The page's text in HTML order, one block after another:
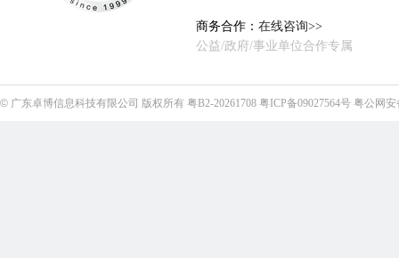
商务合作： 在线咨询>>
公益/政府/事业单位合作专属
© 广东卓博信息科技有限公司 版权所有 粤B2-20261708 粤ICP备09027564号 粤公网安